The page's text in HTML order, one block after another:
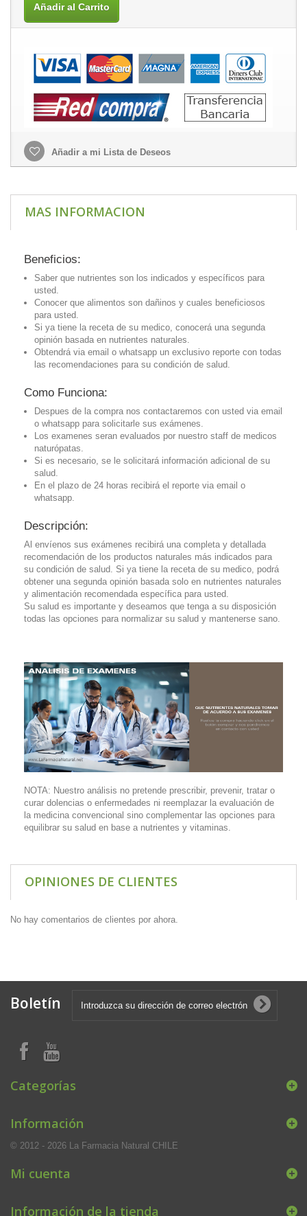
Añadir al Carrito
Añadir a mi Lista de Deseos
MAS INFORMACION
Beneficios:
Saber que nutrientes son los indicados y específicos para
usted.
Conocer que alimentos son dañinos y cuales beneficiosos
para usted.
Si ya tiene la receta de su medico, conocerá una segunda
opinión basada en nutrientes naturales.
Obtendrá via email o whatsapp un exclusivo reporte con todas
las recomendaciones para su condición de salud.
Como Funciona:
Despues de la compra nos contactaremos con usted via email
o whatsapp para solicitarle sus exámenes.
Los examenes seran evaluados por nuestro staff de medicos
naturópatas.
Si es necesario, se le solicitará información adicional de su
salud.
En el plazo de 24 horas recibirá el reporte via email o
whatsapp.
Descripción:
Al envíenos sus exámenes recibirá una completa y detallada
recomendación de los productos naturales más indicados para
su condición de salud. Si ya tiene la receta de su medico, podrá
obtener una segunda opinión basada solo en nutrientes naturales
y alimentación recomendada específica para usted.
Su salud es importante y deseamos que tenga a su disposición
todas las opciones para normalizar su salud y mantenerse sano.
NOTA: Nuestro análisis no pretende prescribir, prevenir, tratar o
curar dolencias o enfermedades ni reemplazar la evaluación de
la medicina convencional sino complementar las opciones para
equilibrar su salud en base a nutrientes y vitaminas.
OPINIONES DE CLIENTES
No hay comentarios de clientes por ahora.
Boletín
Categorías
Información
© 2012 - 2026 La Farmacia Natural CHILE
Mi cuenta
Información de la tienda